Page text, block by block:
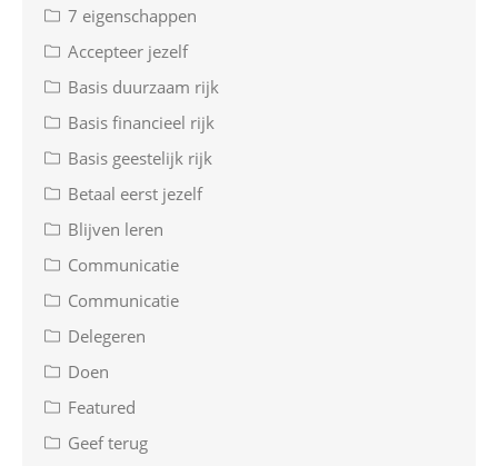
7 eigenschappen
Accepteer jezelf
Basis duurzaam rijk
Basis financieel rijk
Basis geestelijk rijk
Betaal eerst jezelf
Blijven leren
Communicatie
Communicatie
Delegeren
Doen
Featured
Geef terug